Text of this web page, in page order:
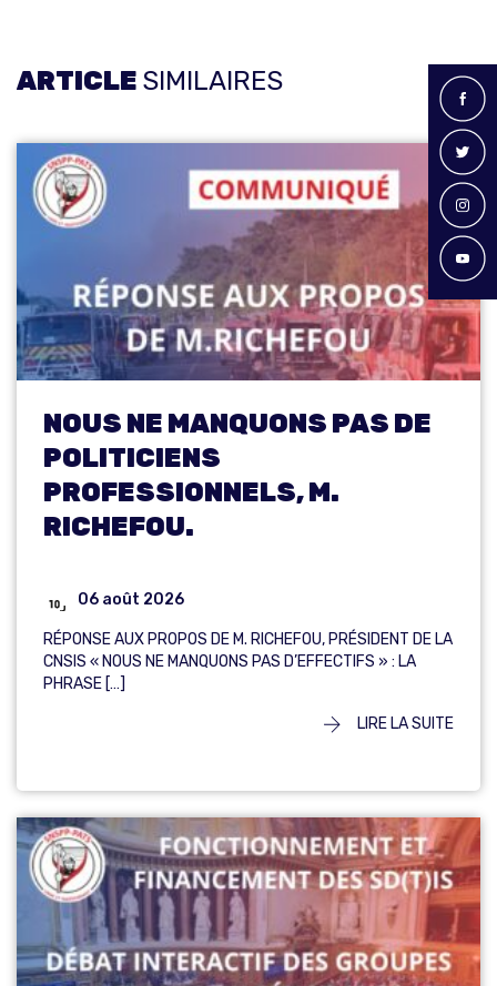
ARTICLE SIMILAIRES
NOUS NE MANQUONS PAS DE
POLITICIENS
PROFESSIONNELS, M.
RICHEFOU.
06 août 2026
RÉPONSE AUX PROPOS DE M. RICHEFOU, PRÉSIDENT DE LA
CNSIS « NOUS NE MANQUONS PAS D’EFFECTIFS » : LA
PHRASE […]
LIRE LA SUITE